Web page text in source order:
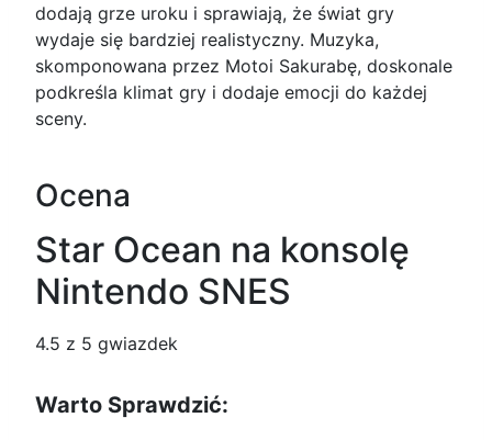
dodają grze uroku i sprawiają, że świat gry
wydaje się bardziej realistyczny. Muzyka,
skomponowana przez Motoi Sakurabę, doskonale
podkreśla klimat gry i dodaje emocji do każdej
sceny.
Ocena
Star Ocean na konsolę
Nintendo SNES
4.5 z 5 gwiazdek
Warto Sprawdzić: